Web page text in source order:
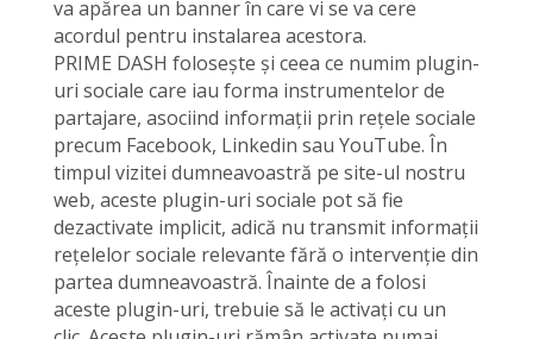
va apărea un banner în care vi se va cere
acordul pentru instalarea acestora.
PRIME DASH folosește și ceea ce numim plugin-
uri sociale care iau forma instrumentelor de
partajare, asociind informații prin rețele sociale
precum Facebook, Linkedin sau YouTube. În
timpul vizitei dumneavoastră pe site-ul nostru
web, aceste plugin-uri sociale pot să fie
dezactivate implicit, adică nu transmit informații
rețelelor sociale relevante fără o intervenție din
partea dumneavoastră. Înainte de a folosi
aceste plugin-uri, trebuie să le activați cu un